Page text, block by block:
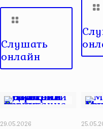
Слушать
онлайн
29.05.2026